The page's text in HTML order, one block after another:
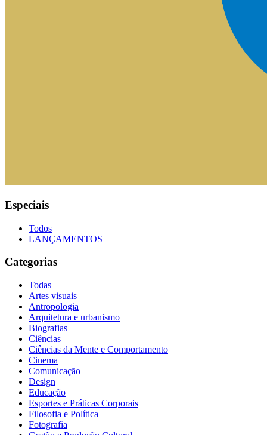
Especiais
Todos
LANÇAMENTOS
Categorias
Todas
Artes visuais
Antropologia
Arquitetura e urbanismo
Biografias
Ciências
Ciências da Mente e Comportamento
Cinema
Comunicação
Design
Educação
Esportes e Práticas Corporais
Filosofia e Política
Fotografia